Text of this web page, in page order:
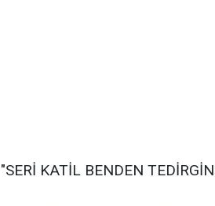
"SERİ KATİL BENDEN